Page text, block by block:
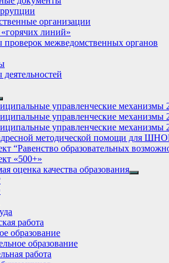
организации
линий»
проверок межведомственных органов
деятельностей
управленческие механизмы
управленческие механизмы
управленческие механизмы
методической помощи для
“Равенство образовательных
«500+»
оценка качества образования
Show
работа
образование
образование
работа